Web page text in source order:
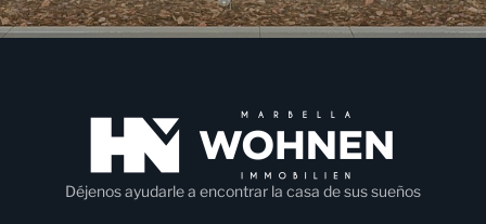
Déjenos ayudarle a encontrar la casa de sus sueños